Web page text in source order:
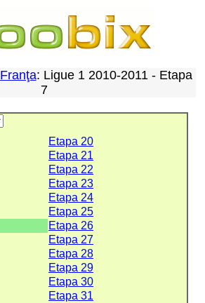
Franţa: Ligue 1 2010-2011 - Etapa
7
Etapa 20
Etapa 21
Etapa 22
Etapa 23
Etapa 24
Etapa 25
Etapa 26
Etapa 27
Etapa 28
Etapa 29
Etapa 30
Etapa 31